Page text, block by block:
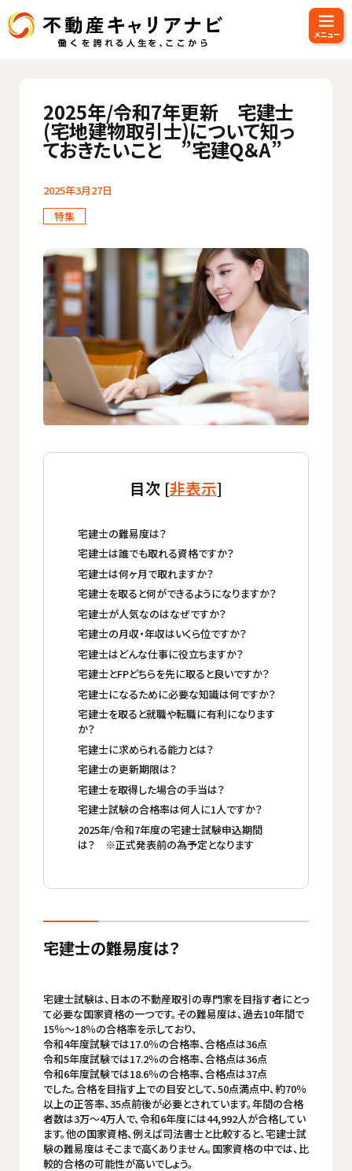
2025年/令和7年更新 宅建士
(宅地建物取引士)について知っ
ておきたいこと ”宅建Q＆A”
2025年3月27日
特集
目次 [非表示]
宅建士の難易度は？
宅建士は誰でも取れる資格ですか？
宅建士は何ヶ月で取れますか？
宅建士を取ると何ができるようになりますか？
宅建士が人気なのはなぜですか？
宅建士の月収・年収はいくら位ですか？
宅建士はどんな仕事に役立ちますか？
宅建士とFPどちらを先に取ると良いですか？
宅建士になるために必要な知識は何ですか？
宅建士を取ると就職や転職に有利になります
か？
宅建士に求められる能力とは？
宅建士の更新期限は？
宅建士を取得した場合の手当は？
宅建士試験の合格率は何人に1人ですか？
2025年/令和7年度の宅建士試験申込期間
は？ ※正式発表前の為予定となります
宅建士の難易度は？
宅建士試験は、日本の不動産取引の専門家を目指す者にとっ
て必要な国家資格の一つです。その難易度は、過去10年間で
15％～18％の合格率を示しており、
令和4年度試験では17.0％の合格率、合格点は36点
令和5年度試験では17.2％の合格率、合格点は36点
令和6年度試験では18.6％の合格率、合格点は37点
でした。合格を目指す上での目安として、50点満点中、約70％
以上の正答率、35点前後が必要とされています。年間の合格
者数は3万～4万人で、令和6年度には44,992人が合格してい
ます。他の国家資格、例えば司法書士と比較すると、宅建士試
験の難易度はそこまで高くありません。国家資格の中では、比
較的合格の可能性が高いでしょう。